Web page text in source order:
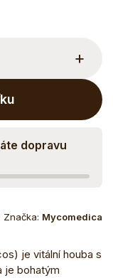
+
dopravu
Značka: Mycomedica
je vitální houba s
je bohatým